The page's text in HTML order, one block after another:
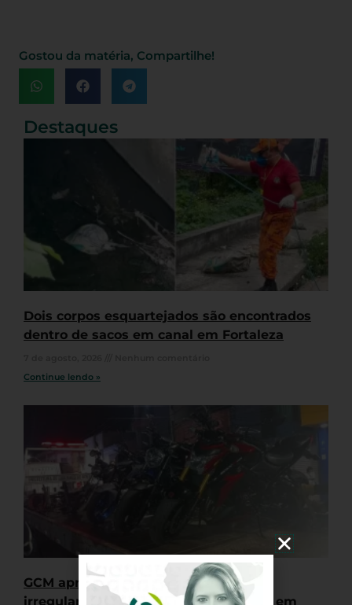
Gostou da matéria, Compartilhe!
Destaques
Dois corpos esquartejados são encontrados
dentro de sacos em canal em Fortaleza
Continue lendo »
GCM apreende quatro motocicletas
irregulares durante “rolê” de veículos em